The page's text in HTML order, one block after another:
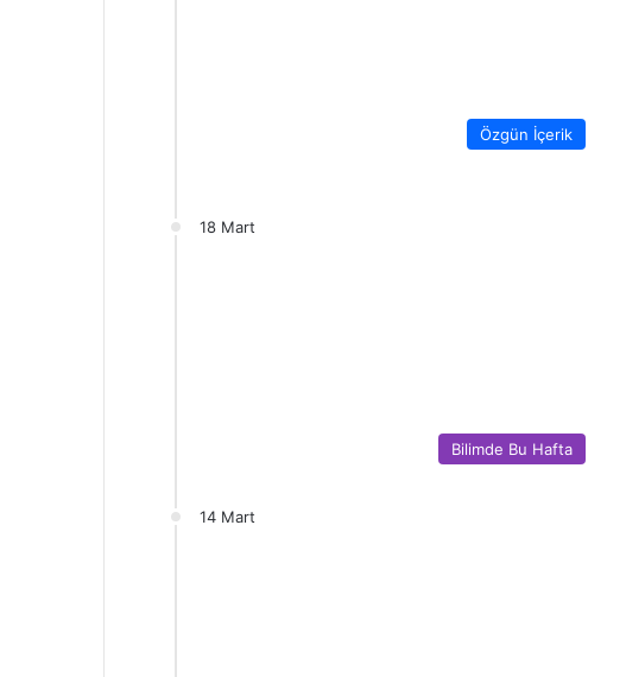
Özgün İçerik
18 Mart
Bilimde Bu Hafta
14 Mart